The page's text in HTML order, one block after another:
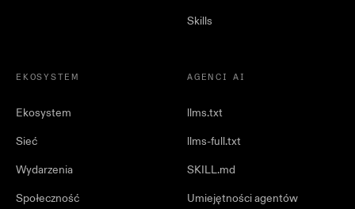
Skills
EKOSYSTEM
Ekosystem
Sieć
Wydarzenia
Społeczność
AGENCI AI
llms.txt
llms-full.txt
SKILL.md
Umiejętności agentów